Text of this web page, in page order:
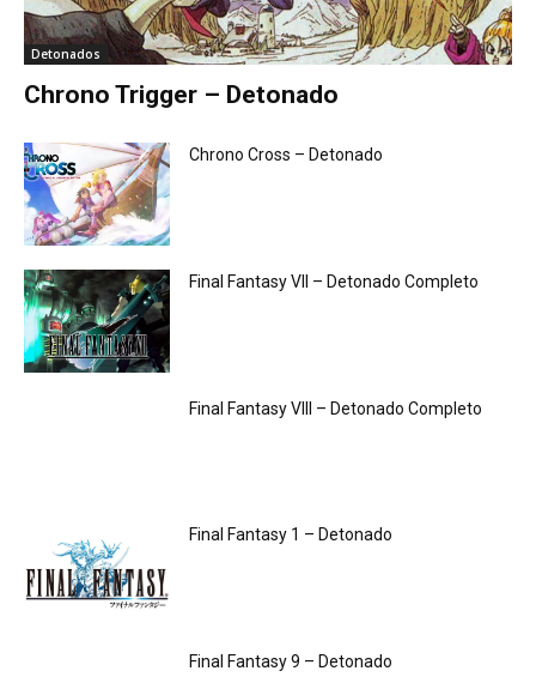
Detonados
Chrono Trigger – Detonado
Chrono Cross – Detonado
Final Fantasy VII – Detonado Completo
Final Fantasy VIII – Detonado Completo
Final Fantasy 1 – Detonado
Final Fantasy 9 – Detonado